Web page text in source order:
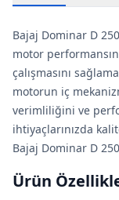
Bajaj Dominar D
motor
çalışmasını
motorun iç
verimliliğini ve
ihtiyaçlarınızda
Bajaj Dominar D
Ürün